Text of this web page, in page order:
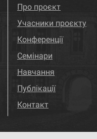
Про проєкт
Учасники проєкту
Конференції
Семінари
Навчання
Публікації
Контакт